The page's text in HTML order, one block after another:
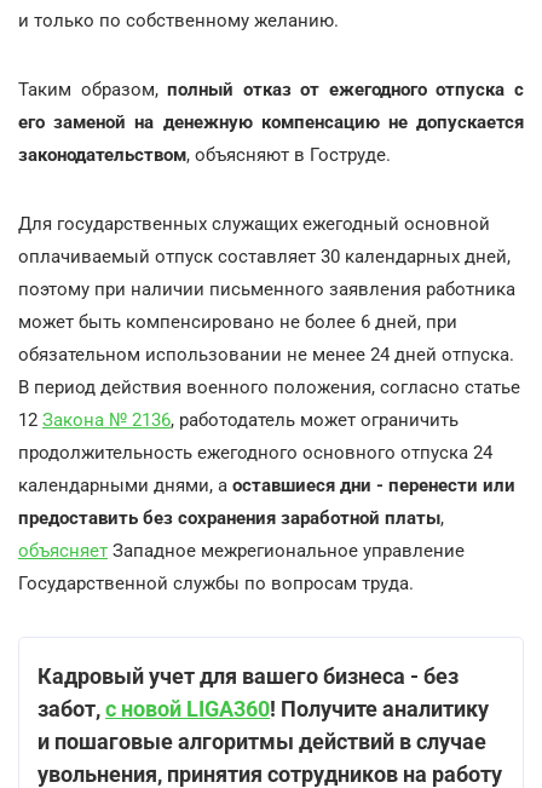
и только по собственному желанию.
Таким образом,полный отказ от ежегодного отпуска с
его заменой на денежную компенсацию не допускается
законодательством, объясняют в Гоструде.
Для государственных служащих ежегодный основной
оплачиваемый отпуск составляет 30 календарных дней,
поэтому при наличии письменного заявления работника
может быть компенсировано не более 6 дней, при
обязательном использовании не менее 24 дней отпуска.
В период действия военного положения, согласно статье
12 Закона № 2136, работодатель может ограничить
продолжительность ежегодного основного отпуска 24
календарными днями, а оставшиеся дни - перенести или
предоставить без сохранения заработной платы,
объясняет Западное межрегиональное управление
Государственной службы по вопросам труда.
Кадровый учет для вашего бизнеса - без
забот,с новой LIGA360! Получите аналитику
и пошаговые алгоритмы действий в случае
увольнения, принятия сотрудников на работу